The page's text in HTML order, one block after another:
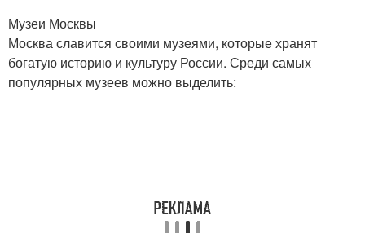
Музеи Москвы
Москва славится своими музеями, которые хранят
богатую историю и культуру России. Среди самых
популярных музеев можно выделить: